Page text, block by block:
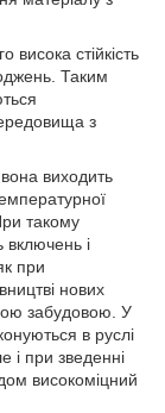
стійкість
Таким
з
вона виходить
такому
включень і
при
нових
забудовою. У
в руслі
і при зведенні
високоміцний